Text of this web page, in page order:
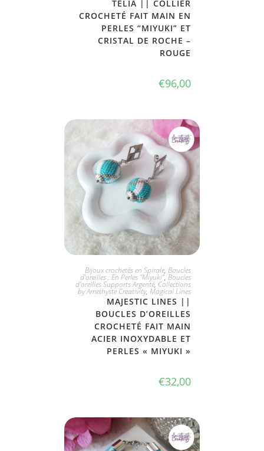
TELIA || COLLIER
CROCHETÉ FAIT MAIN EN
PERLES “MIYUKI” ET
CRISTAL DE ROCHE –
ROUGE
€96,00
JE L'ADOPTE
Bijoux crochetés en Spirale, Boucles
d'oreilles : En Perles "Miyuki", Boucles
d'oreilles Supports Argenté, Collections
by Amethyste Creativity, Magical Lines
MAJESTIC LINES ||
BOUCLES D’OREILLES
CROCHETÉ FAIT MAIN
ACIER INOXYDABLE ET
PERLES « MIYUKI »
€32,00